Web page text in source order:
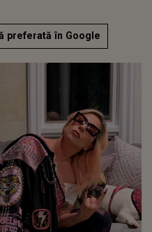
preferată în Google